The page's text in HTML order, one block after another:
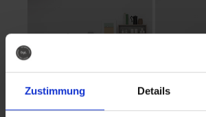
Zustimmung Details